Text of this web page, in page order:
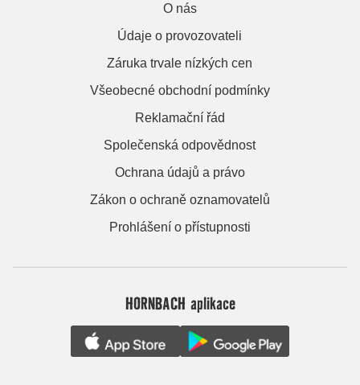
O nás
Údaje o provozovateli
Záruka trvale nízkých cen
Všeobecné obchodní podmínky
Reklamační řád
Společenská odpovědnost
Ochrana údajů a právo
Zákon o ochraně oznamovatelů
Prohlášení o přístupnosti
HORNBACH aplikace